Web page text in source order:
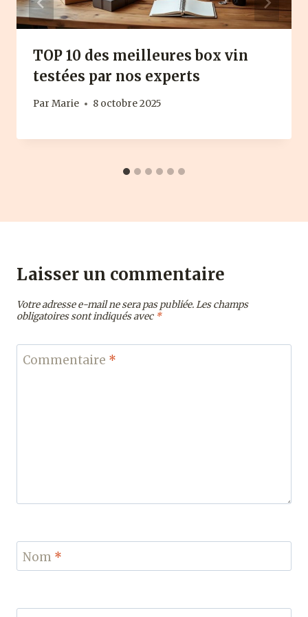
TOP 10 des meilleures box vin
testées par nos experts
Par Marie 8 octobre 2025
Laisser un commentaire
Votre adresse e-mail ne sera pas publiée.Les champs
obligatoires sont indiqués avec *
Commentaire *
Nom *